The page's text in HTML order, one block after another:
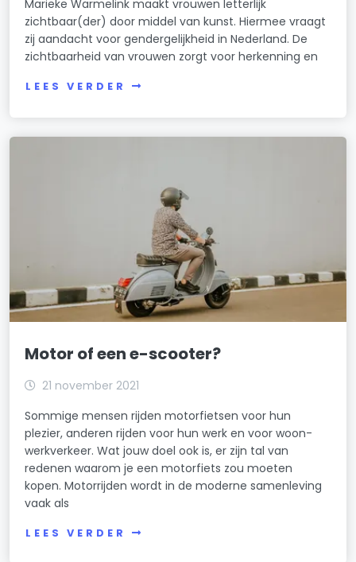
Marieke Warmelink maakt vrouwen letterlijk
zichtbaar(der) door middel van kunst. Hiermee vraagt
zij aandacht voor gendergelijkheid in Nederland. De
zichtbaarheid van vrouwen zorgt voor herkenning en
LEES VERDER
Motor of een e-scooter?
21 november 2021
Sommige mensen rijden motorfietsen voor hun
plezier, anderen rijden voor hun werk en voor woon-
werkverkeer. Wat jouw doel ook is, er zijn tal van
redenen waarom je een motorfiets zou moeten
kopen. Motorrijden wordt in de moderne samenleving
vaak als
LEES VERDER